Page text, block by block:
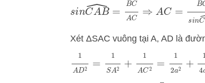
i CAB^ CA C⇒ C= n
Xét ΔSAC vuông tại A, AD là
A S 2 A 2a + 4